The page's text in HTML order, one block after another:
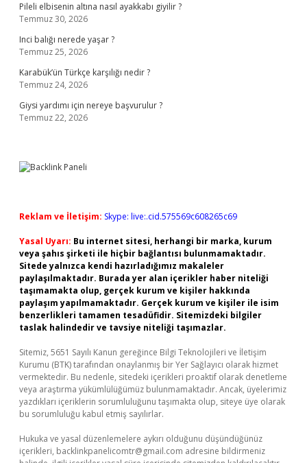
Pileli elbisenin altına nasıl ayakkabı giyilir ?
Temmuz 30, 2026
Inci balığı nerede yaşar ?
Temmuz 25, 2026
Karabük’ün Türkçe karşılığı nedir ?
Temmuz 24, 2026
Giysi yardımı için nereye başvurulur ?
Temmuz 22, 2026
Reklam ve İletişim: Skype: live:.cid.575569c608265c69
Yasal Uyarı: Bu internet sitesi, herhangi bir marka, kurum
veya şahıs şirketi ile hiçbir bağlantısı bulunmamaktadır.
Sitede yalnızca kendi hazırladığımız makaleler
paylaşılmaktadır. Burada yer alan içerikler haber niteliği
taşımamakta olup, gerçek kurum ve kişiler hakkında
paylaşım yapılmamaktadır. Gerçek kurum ve kişiler ile isim
benzerlikleri tamamen tesadüfidir. Sitemizdeki bilgiler
taslak halindedir ve tavsiye niteliği taşımazlar.
Sitemiz, 5651 Sayılı Kanun gereğince Bilgi Teknolojileri ve İletişim
Kurumu (BTK) tarafından onaylanmış bir Yer Sağlayıcı olarak hizmet
vermektedir. Bu nedenle, sitedeki içerikleri proaktif olarak denetleme
veya araştırma yükümlülüğümüz bulunmamaktadır. Ancak, üyelerimiz
yazdıkları içeriklerin sorumluluğunu taşımakta olup, siteye üye olarak
bu sorumluluğu kabul etmiş sayılırlar.
Hukuka ve yasal düzenlemelere aykırı olduğunu düşündüğünüz
içerikleri, backlinkpanelicomtr@gmail.com adresine bildirmeniz